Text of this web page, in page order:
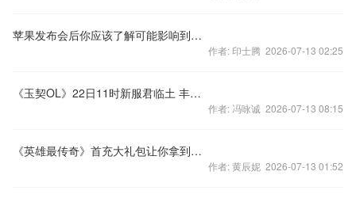
苹果发布会后你应该了解可能影响到游戏的5个变化
作者: 印士腾 2026-07-13 02:25
《玉契OL》22日11时新服君临土 丰富开服活动
作者: 冯咏诚 2026-07-13 08:15
《英雄最传奇》首充大礼包让你拿到手软
作者: 黄辰妮 2026-07-13 01:52